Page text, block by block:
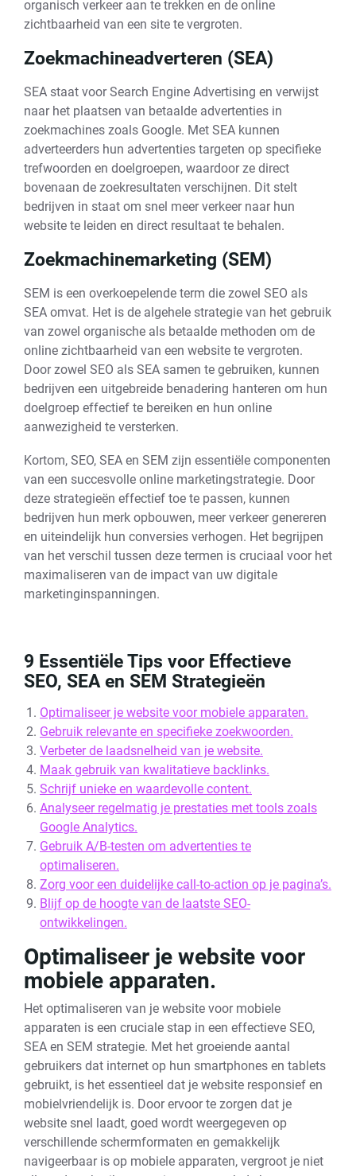
organisch verkeer aan te trekken en de online
zichtbaarheid van een site te vergroten.
Zoekmachineadverteren (SEA)
SEA staat voor Search Engine Advertising en verwijst
naar het plaatsen van betaalde advertenties in
zoekmachines zoals Google. Met SEA kunnen
adverteerders hun advertenties targeten op specifieke
trefwoorden en doelgroepen, waardoor ze direct
bovenaan de zoekresultaten verschijnen. Dit stelt
bedrijven in staat om snel meer verkeer naar hun
website te leiden en direct resultaat te behalen.
Zoekmachinemarketing (SEM)
SEM is een overkoepelende term die zowel SEO als
SEA omvat. Het is de algehele strategie van het gebruik
van zowel organische als betaalde methoden om de
online zichtbaarheid van een website te vergroten.
Door zowel SEO als SEA samen te gebruiken, kunnen
bedrijven een uitgebreide benadering hanteren om hun
doelgroep effectief te bereiken en hun online
aanwezigheid te versterken.
Kortom, SEO, SEA en SEM zijn essentiële componenten
van een succesvolle online marketingstrategie. Door
deze strategieën effectief toe te passen, kunnen
bedrijven hun merk opbouwen, meer verkeer genereren
en uiteindelijk hun conversies verhogen. Het begrijpen
van het verschil tussen deze termen is cruciaal voor het
maximaliseren van de impact van uw digitale
marketinginspanningen.
9 Essentiële Tips voor Effectieve
SEO, SEA en SEM Strategieën
Optimaliseer je website voor mobiele apparaten.
Gebruik relevante en specifieke zoekwoorden.
Verbeter de laadsnelheid van je website.
Maak gebruik van kwalitatieve backlinks.
Schrijf unieke en waardevolle content.
Analyseer regelmatig je prestaties met tools zoals
Google Analytics.
Gebruik A/B-testen om advertenties te
optimaliseren.
Zorg voor een duidelijke call-to-action op je pagina’s.
Blijf op de hoogte van de laatste SEO-
ontwikkelingen.
Optimaliseer je website voor
mobiele apparaten.
Het optimaliseren van je website voor mobiele
apparaten is een cruciale stap in een effectieve SEO,
SEA en SEM strategie. Met het groeiende aantal
gebruikers dat internet op hun smartphones en tablets
gebruikt, is het essentieel dat je website responsief en
mobielvriendelijk is. Door ervoor te zorgen dat je
website snel laadt, goed wordt weergegeven op
verschillende schermformaten en gemakkelijk
navigeerbaar is op mobiele apparaten, vergroot je niet